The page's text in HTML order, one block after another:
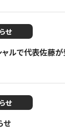
せ
ャルで代表佐藤
せ
せ